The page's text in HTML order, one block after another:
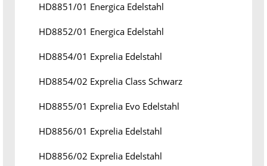
HD8851/01 Energica Edelstahl
HD8852/01 Energica Edelstahl
HD8854/01 Exprelia Edelstahl
HD8854/02 Exprelia Class Schwarz
HD8855/01 Exprelia Evo Edelstahl
HD8856/01 Exprelia Edelstahl
HD8856/02 Exprelia Edelstahl